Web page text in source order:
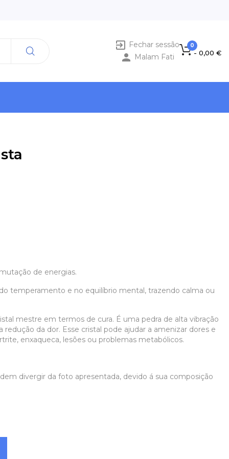
0
- 0,00 €
 Fechar sessão
 Malam Fati
de energias.
temperamento e no equilíbrio mental, trazendo calma ou
mestre em termos de cura. É uma pedra de alta vibração
da dor. Esse cristal pode ajudar a amenizar dores e
enxaqueca, lesões ou problemas metabólicos.
divergir da foto apresentada, devido á sua composição